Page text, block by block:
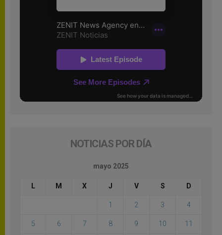
NOTICIAS POR DÍA
mayo 2025
L M X J V S D
1 2 3 4
5 6 7 8 9 10 11